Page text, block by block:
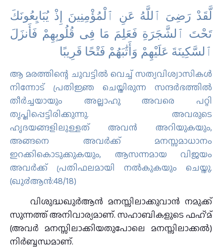
ﻟَّﻘَﺪْ ﺭَﺿِﻰَ ٱﻟﻠَّﻪُ ﻋَﻦِ ٱﻟْﻤُﺆْﻣِﻨِﻴﻦَ ﺇِﺫْ ﻳُﺒَﺎﻳِﻌُﻮﻧَﻚَ
ﺗَﺤْﺖَ ٱﻟﺸَّﺠَﺮَﺓِ ﻓَﻌَﻠِﻢَ ﻣَﺎ ﻓِﻰ ﻗُﻠُﻮﺑِﻬِﻢْ ﻓَﺄَﻧﺰَﻝَ
ٱﻟﺴَّﻜِﻴﻨَﺔَ ﻋَﻠَﻴْﻬِﻢْ ﻭَﺃَﺛَٰﺒَﻬُﻢْ ﻓَﺘْﺤًﺎ ﻗَﺮِﻳﺒًﺎ
ആ മരത്തിന്റെ ചുവട്ടില്‍ വെച്ച് സത്യവിശ്വാസികള്‍
നിന്നോട് പ്രതിജ്ഞ ചെയ്തിരുന്ന സന്ദര്‍ഭത്തില്‍
തീര്‍ച്ചയായും അല്ലാഹു അവരെ പറ്റി
തൃപ്തിപ്പെട്ടിരിക്കുന്നു. അവരുടെ
ഹൃദയങ്ങളിലുള്ളത് അവന്‍ അറിയുകയും,
അങ്ങനെ അവര്‍ക്ക് മനസ്സമാധാനം
ഇറക്കികൊടുക്കുകയും, ആസന്നമായ വിജയം
അവര്‍ക്ക് പ്രതിഫലമായി നല്‍കുകയും ചെയ്തു.
(ഖു൪ആന്‍:48/18)
വിശുദ്ധഖുര്‍ആന്‍ മനസ്സിലാക്കുവാന്‍ നമുക്ക്
സുന്നത്ത് അനിവാര്യമാണ്. സഹാബികളുടെ ഫഹ്’മ്
(അവര്‍ മനസ്സിലാക്കിയതുപോലെ മനസ്സിലാക്കല്‍)
നിര്‍ബ്ബന്ധമാണ്.